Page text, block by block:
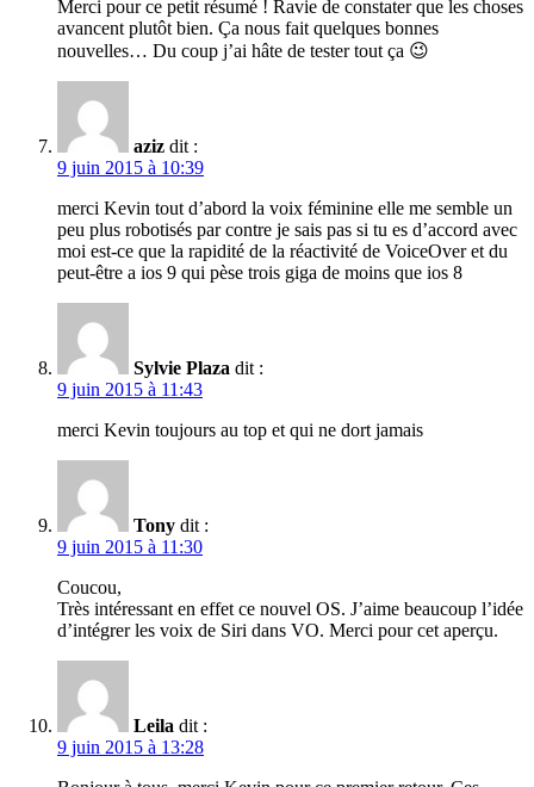
Merci pour ce petit résumé ! Ravie de constater que les choses
avancent plutôt bien. Ça nous fait quelques bonnes
nouvelles… Du coup j’ai hâte de tester tout ça 😉
aziz dit :
9 juin 2015 à 10:39
merci Kevin tout d’abord la voix féminine elle me semble un
peu plus robotisés par contre je sais pas si tu es d’accord avec
moi est-ce que la rapidité de la réactivité de VoiceOver et du
peut-être a ios 9 qui pèse trois giga de moins que ios 8
Sylvie Plaza dit :
9 juin 2015 à 11:43
merci Kevin toujours au top et qui ne dort jamais
Tony dit :
9 juin 2015 à 11:30
Coucou,
Très intéressant en effet ce nouvel OS. J’aime beaucoup l’idée
d’intégrer les voix de Siri dans VO. Merci pour cet aperçu.
Leila dit :
9 juin 2015 à 13:28